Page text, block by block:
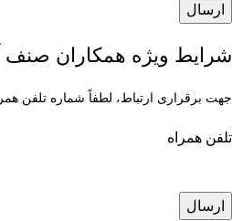
شرایط ویژه همکاران صنف
جهت برقراری ارتباط، لطفاً شماره تلفن
تلفن همراه